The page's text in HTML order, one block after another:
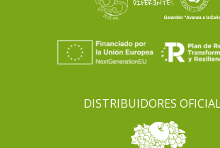
DISTRIBUIDORES